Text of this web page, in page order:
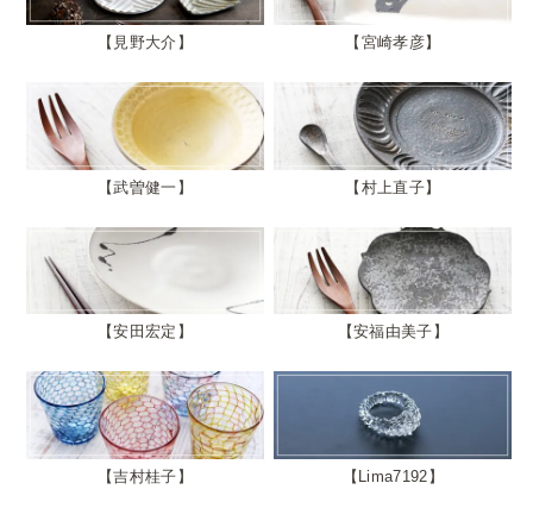
見野大介 宮崎孝彦
武曽健一 村上直子
安田宏定 安福由美子
吉村桂子 Lima7192